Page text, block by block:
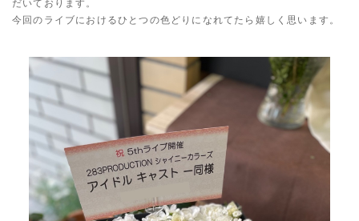
だいております。
今回のライブにおけるひとつの色どりになれてたら嬉しく思います。